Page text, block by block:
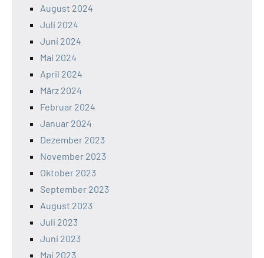
August 2024
Juli 2024
Juni 2024
Mai 2024
April 2024
März 2024
Februar 2024
Januar 2024
Dezember 2023
November 2023
Oktober 2023
September 2023
August 2023
Juli 2023
Juni 2023
Mai 2023